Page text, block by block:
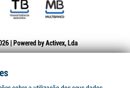
| Powered byActivex, Lda